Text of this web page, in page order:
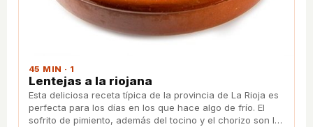
45 MIN · 1
Lentejas a la riojana
Esta deliciosa receta típica de la provincia de La Rioja es
perfecta para los días en los que hace algo de frío. El
sofrito de pimiento, además del tocino y el chorizo son la